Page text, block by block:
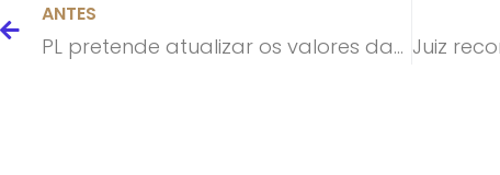
ANTES
PL pretende atualizar os valores das indenizações do DPVAT